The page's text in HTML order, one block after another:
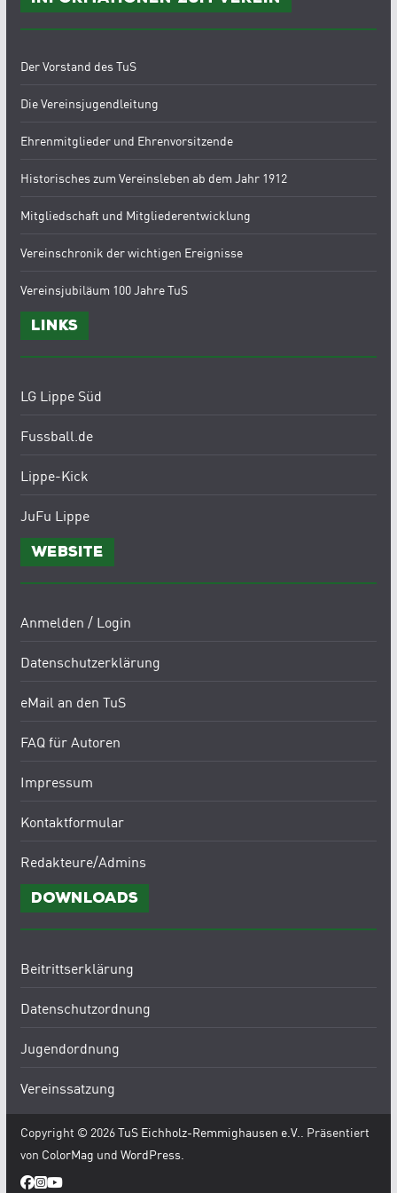
Der Vorstand des TuS
Die Vereinsjugendleitung
Ehrenmitglieder und Ehrenvorsitzende
Historisches zum Vereinsleben ab dem Jahr 1912
Mitgliedschaft und Mitgliederentwicklung
Vereinschronik der wichtigen Ereignisse
Vereinsjubiläum 100 Jahre TuS
Links
LG Lippe Süd
Fussball.de
Lippe-Kick
JuFu Lippe
Website
Anmelden / Login
Datenschutzerklärung
eMail an den TuS
FAQ für Autoren
Impressum
Kontaktformular
Redakteure/Admins
Downloads
Beitrittserklärung
Datenschutzordnung
Jugendordnung
Vereinssatzung
Copyright © 2026TuS Eichholz-Remmighausen e.V.. Präsentiert
von ColorMag und WordPress.